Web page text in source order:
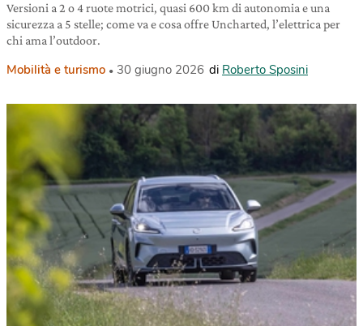
Versioni a 2 o 4 ruote motrici, quasi 600 km di autonomia e una
sicurezza a 5 stelle; come va e cosa offre Uncharted, l’elettrica per
chi ama l’outdoor.
Mobilità e turismo 30 giugno 2026 di Roberto Sposini